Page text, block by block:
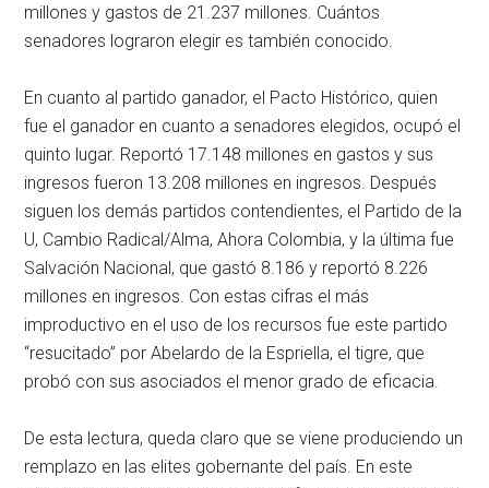
millones y gastos de 21.237 millones. Cuántos
senadores lograron elegir es también conocido.
En cuanto al partido ganador, el Pacto Histórico, quien
fue el ganador en cuanto a senadores elegidos, ocupó el
quinto lugar. Reportó 17.148 millones en gastos y sus
ingresos fueron 13.208 millones en ingresos. Después
siguen los demás partidos contendientes, el Partido de la
U, Cambio Radical/Alma, Ahora Colombia, y la última fue
Salvación Nacional, que gastó 8.186 y reportó 8.226
millones en ingresos. Con estas cifras el más
improductivo en el uso de los recursos fue este partido
“resucitado” por Abelardo de la Espriella, el tigre, que
probó con sus asociados el menor grado de eficacia.
De esta lectura, queda claro que se viene produciendo un
remplazo en las elites gobernante del país. En este